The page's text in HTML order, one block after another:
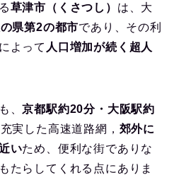
草津市（くさつし） は、大
県第2の都市であり、その利
よって 人口増加が続く超人
、京都駅約20分・大阪駅約
実した高速道路網， 郊外に
いため、便利な街でありな
たらしてくれる点にありま